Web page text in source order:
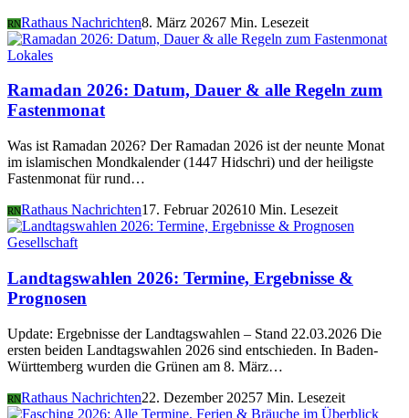
RNRathaus Nachrichten8. März 20267 Min. Lesezeit
Lokales
Ramadan 2026: Datum, Dauer & alle Regeln zum
Fastenmonat
Was ist Ramadan 2026? Der Ramadan 2026 ist der neunte Monat
im islamischen Mondkalender (1447 Hidschri) und der heiligste
Fastenmonat für rund…
RNRathaus Nachrichten17. Februar 202610 Min. Lesezeit
Gesellschaft
Landtagswahlen 2026: Termine, Ergebnisse &
Prognosen
Update: Ergebnisse der Landtagswahlen – Stand 22.03.2026 Die
ersten beiden Landtagswahlen 2026 sind entschieden. In Baden-
Württemberg wurden die Grünen am 8. März…
RNRathaus Nachrichten22. Dezember 20257 Min. Lesezeit